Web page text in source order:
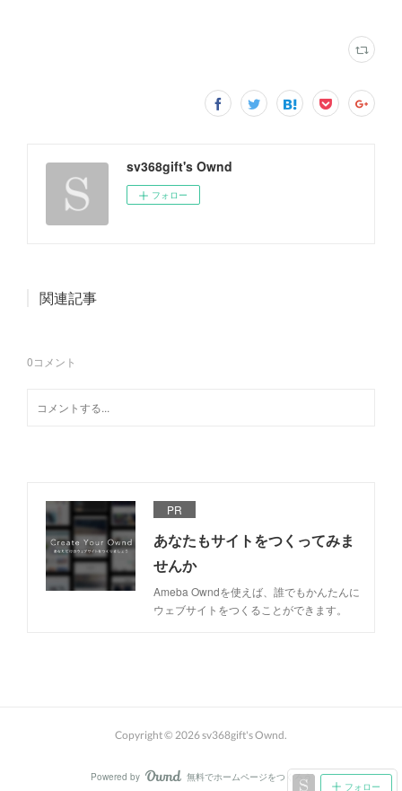
sv368gift's Ownd
フォロー
関連記事
0コメント
PR
あなたもサイトをつくってみま
せんか
Ameba Owndを使えば、誰でもかんたんに
ウェブサイトをつくることができます。
フォロー
Copyright © 2026sv368gift's Ownd.
Powered by AmebaOwnd
無料でホームページをつくろう